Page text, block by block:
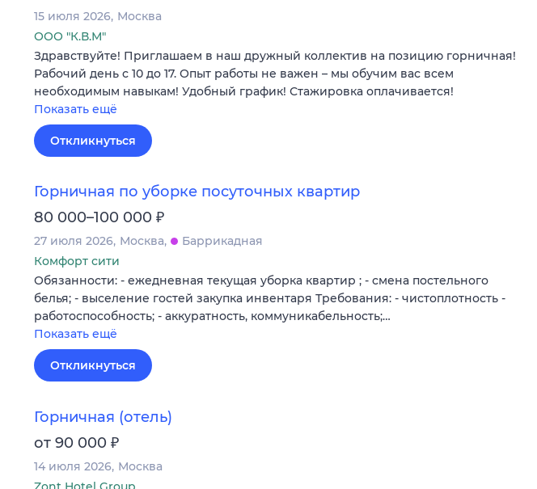
15 июля 2026 Москва
ООО "К.В.М"
Здравствуйте! Приглашаем в наш дружный коллектив на позицию горничная!
Рабочий день с 10 до 17. Опыт работы не важен – мы обучим вас всем
необходимым навыкам! Удобный график! Стажировка оплачивается!
Показать ещё
Откликнуться
Горничная по уборке посуточных квартир
80 000–100 000 ₽
27 июля 2026 Москва
Баррикадная
Комфорт сити
Обязанности: - ежедневная текущая уборка квартир ; - смена постельного
белья; - выселение гостей закупка инвентаря Требования: - чистоплотность -
работоспособность; - аккуратность, коммуникабельность;…
Показать ещё
Откликнуться
Горничная (отель)
от 90 000 ₽
14 июля 2026 Москва